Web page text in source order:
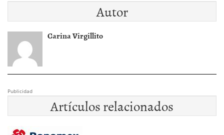
Autor
Carina Virgillito
Publicidad
Artículos relacionados